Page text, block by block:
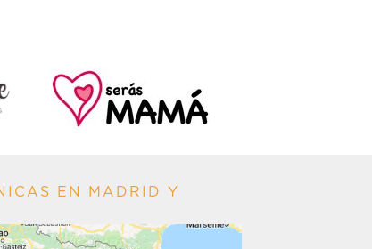
EN MADRID Y